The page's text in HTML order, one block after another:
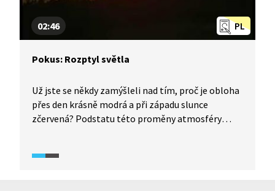
PL
02:46
Pokus: Rozptyl světla
Už jste se někdy zamýšleli nad tím, proč je obloha
přes den krásně modrá a při západu slunce
zčervená? Podstatu této proměny atmosféry
pouze malé akvárium s vodou, půl šálku mléka